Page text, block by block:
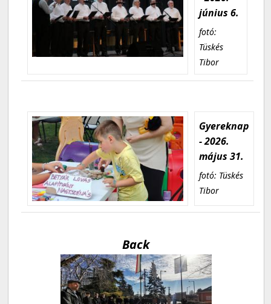
június 6.
fotó:
Tüskés
Tibor
Gyereknap
- 2026.
május 31.
fotó: Tüskés
Tibor
Back